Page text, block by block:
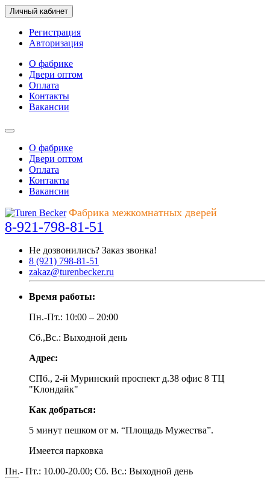
Личный кабинет
Регистрация
Авторизация
О фабрике
Двери оптом
Оплата
Контакты
Вакансии
О фабрике
Двери оптом
Оплата
Контакты
Вакансии
Фабрика межкомнатных дверей
8-921-798-81-51
Не дозвонились? Заказ звонка!
8 (921) 798-81-51
zakaz@turenbecker.ru
Время работы:
Пн.-Пт.: 10:00 – 20:00
Сб.,Вс.: Выходной день
Адрес:
СПб., 2-й Муринский проспект д.38 офис 8 ТЦ
"Клондайк"
Как добраться:
5 минут пешком от м. “Площадь Мужества”.
Имеется парковка
Пн.- Пт.: 10.00-20.00; Сб. Вс.: Выходной день